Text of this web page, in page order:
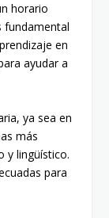
horario
fundamental
en
ayudar a
ya sea en
más
y lingüístico.
para